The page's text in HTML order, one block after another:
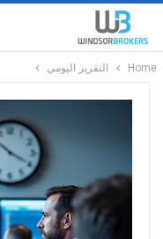
Home التقرير اليومي